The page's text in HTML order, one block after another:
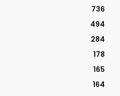
736
494
284
178
165
164